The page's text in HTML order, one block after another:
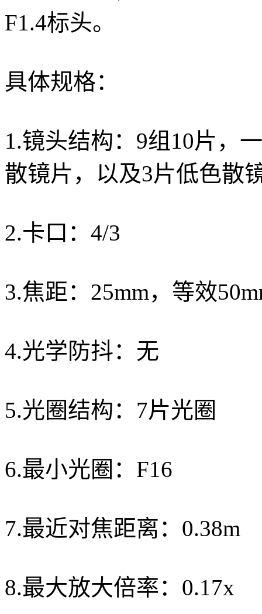
F1.4标头。
具体规格：
1.镜头结构：9组10片，
散镜片，以及3片低色散
2.卡口：4/3
3.焦距：25mm，等效
4.光学防抖：无
5.光圈结构：7片光圈
6.最小光圈：F16
7.最近对焦距离：0.38m
8.最大放大倍率：0.17x